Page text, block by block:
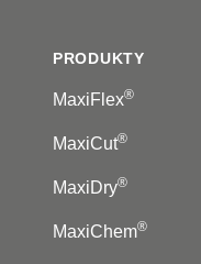
PRODUKTY
MaxiFlex®
MaxiCut®
MaxiDry®
MaxiChem®